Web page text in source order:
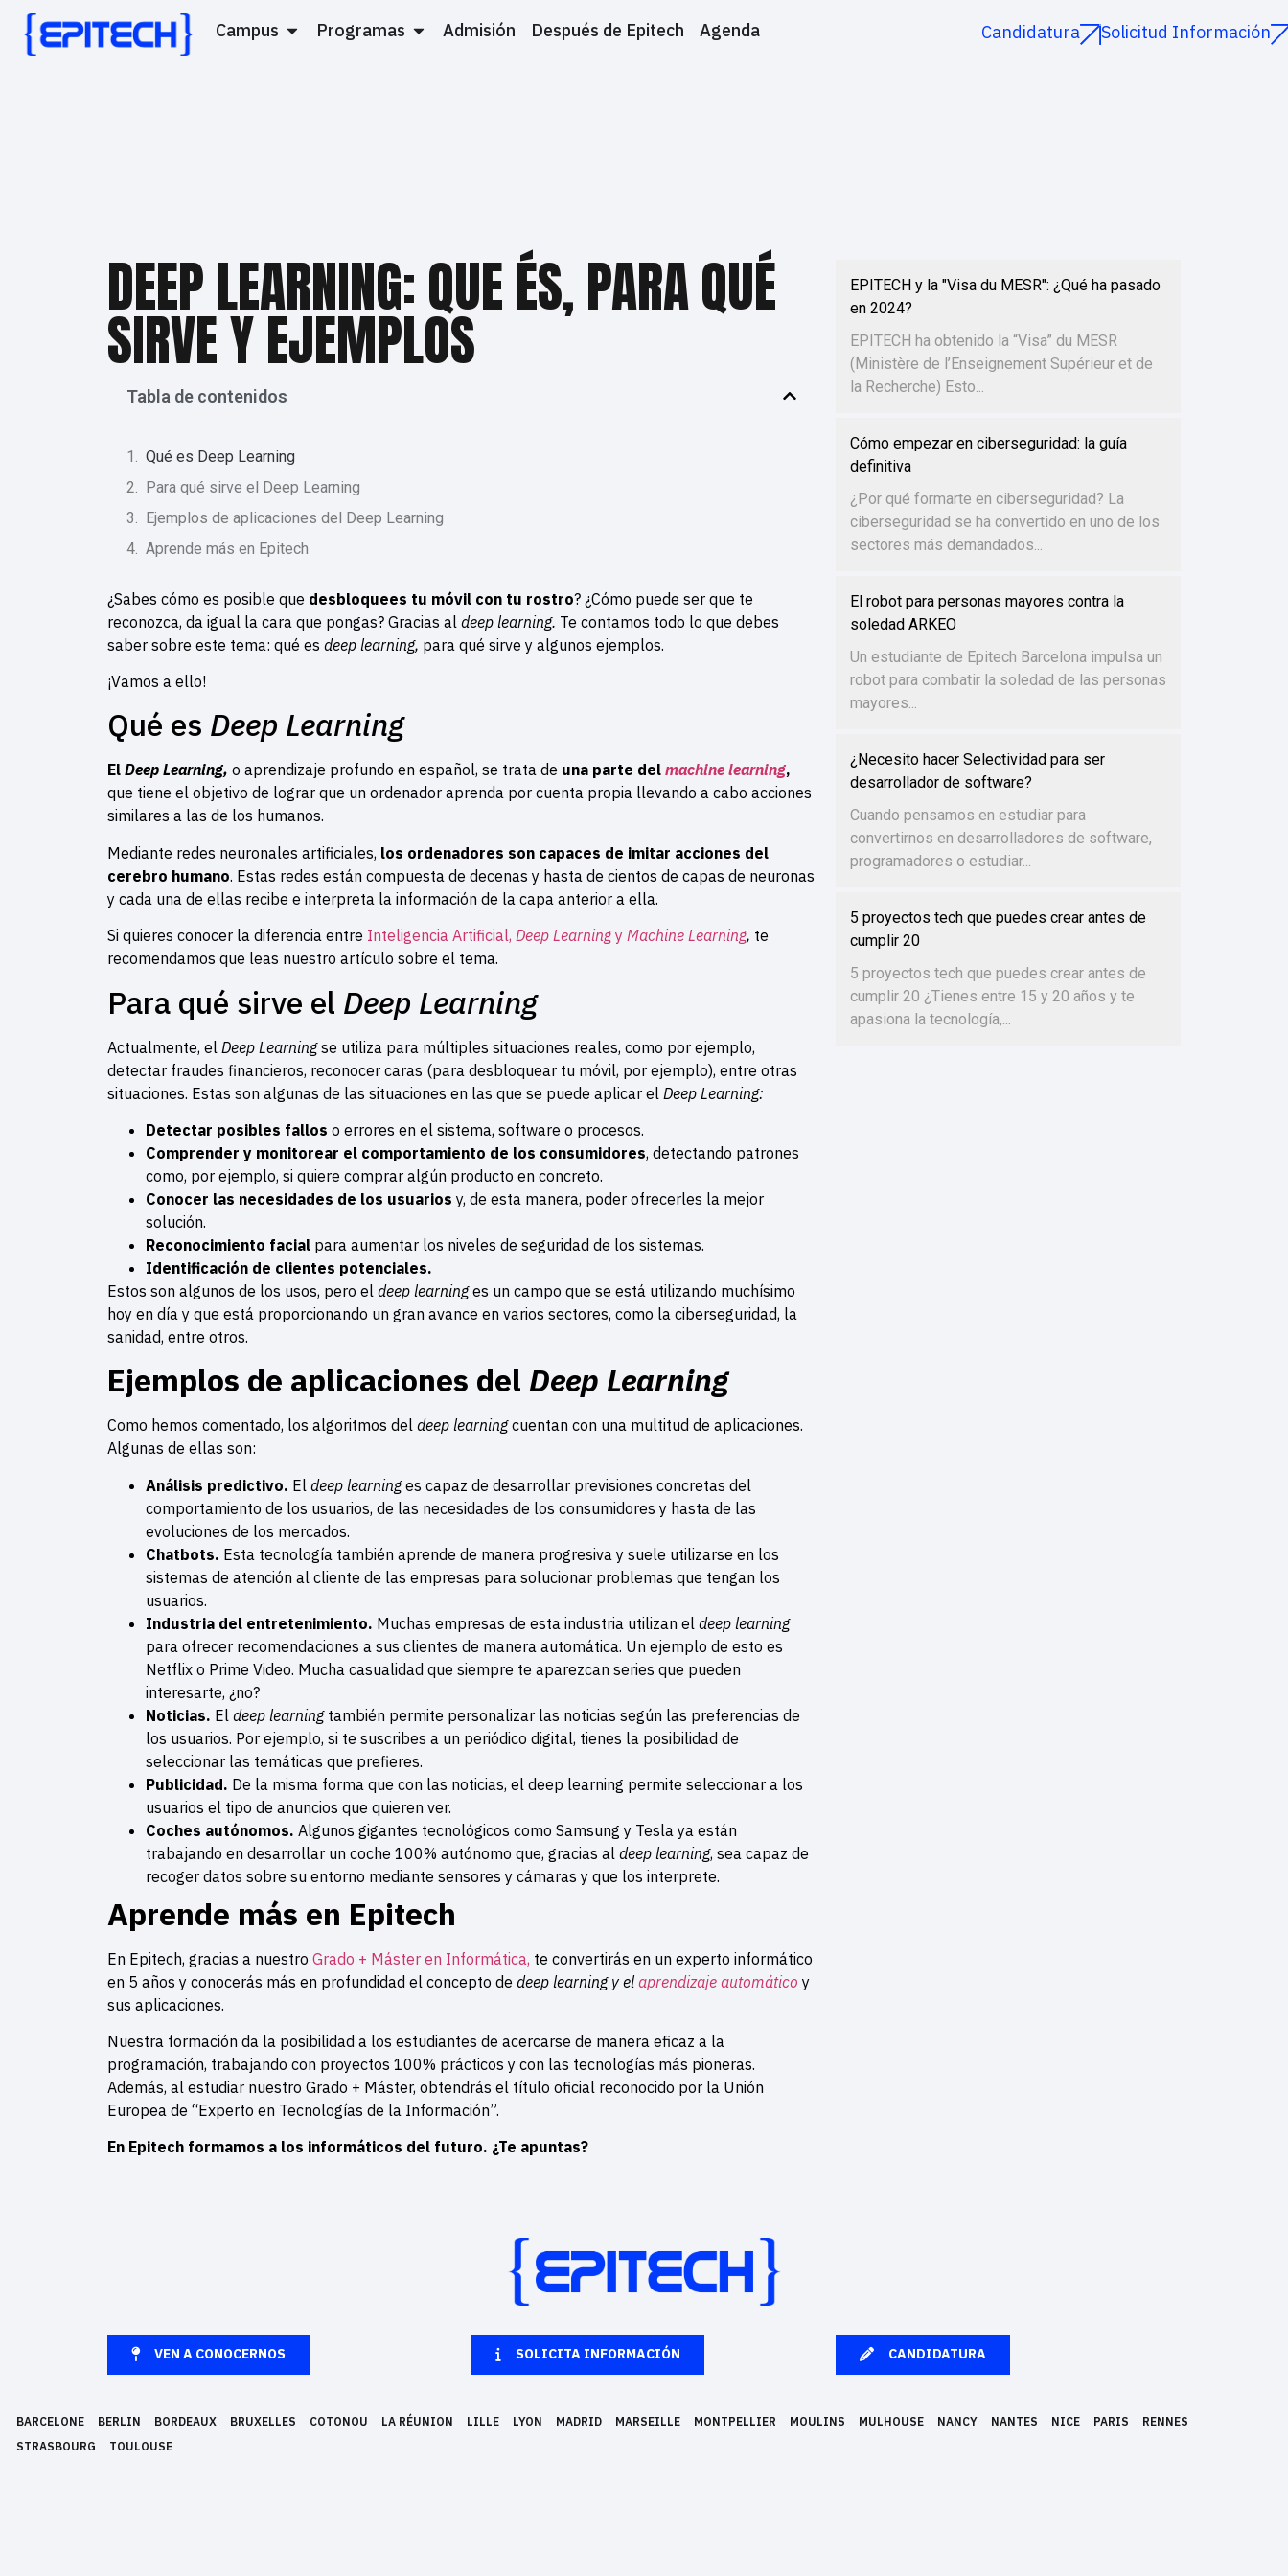
Campus Programas Admisión Después de Epitech Agenda Candidatura Solicitud Información
DEEP LEARNING: QUE ÉS, PARA QUÉ
SIRVE Y EJEMPLOS
Tabla de contenidos
Qué es Deep Learning
Para qué sirve el Deep Learning
Ejemplos de aplicaciones del Deep Learning
Aprende más en Epitech
¿Sabes cómo es posible que desbloquees tu móvil con tu rostro? ¿Cómo puede ser que te
reconozca, da igual la cara que pongas? Gracias al deep learning. Te contamos todo lo que debes
saber sobre este tema: qué es deep learning, para qué sirve y algunos ejemplos.
¡Vamos a ello!
Qué es Deep Learning
El Deep Learning, o aprendizaje profundo en español, se trata de una parte del machine learning,
que tiene el objetivo de lograr que un ordenador aprenda por cuenta propia llevando a cabo acciones
similares a las de los humanos.
Mediante redes neuronales artificiales, los ordenadores son capaces de imitar acciones del
cerebro humano. Estas redes están compuesta de decenas y hasta de cientos de capas de neuronas
y cada una de ellas recibe e interpreta la información de la capa anterior a ella.
Si quieres conocer la diferencia entre Inteligencia Artificial, Deep Learningy Machine Learning, te
recomendamos que leas nuestro artículo sobre el tema.
Para qué sirve el Deep Learning
Actualmente, el Deep Learningse utiliza para múltiples situaciones reales, como por ejemplo,
detectar fraudes financieros, reconocer caras (para desbloquear tu móvil, por ejemplo), entre otras
situaciones. Estas son algunas de las situaciones en las que se puede aplicar el Deep Learning:
Detectar posibles fallos o errores en el sistema, software o procesos.
Comprender y monitorear el comportamiento de los consumidores, detectando patrones
como, por ejemplo, si quiere comprar algún producto en concreto.
Conocer las necesidades de los usuarios y, de esta manera, poder ofrecerles la mejor
solución.
Reconocimiento facial para aumentar los niveles de seguridad de los sistemas.
Identificación de clientes potenciales.
Estos son algunos de los usos, pero el deep learninges un campo que se está utilizando muchísimo
hoy en día y que está proporcionando un gran avance en varios sectores, como la ciberseguridad, la
sanidad, entre otros.
Ejemplos de aplicaciones del Deep Learning
Como hemos comentado, los algoritmos del deep learningcuentan con una multitud de aplicaciones.
Algunas de ellas son:
Análisis predictivo. El deep learninges capaz de desarrollar previsiones concretas del
comportamiento de los usuarios, de las necesidades de los consumidores y hasta de las
evoluciones de los mercados.
Chatbots. Esta tecnología también aprende de manera progresiva y suele utilizarse en los
sistemas de atención al cliente de las empresas para solucionar problemas que tengan los
usuarios.
Industria del entretenimiento. Muchas empresas de esta industria utilizan el deep learning
para ofrecer recomendaciones a sus clientes de manera automática. Un ejemplo de esto es
Netflix o Prime Video. Mucha casualidad que siempre te aparezcan series que pueden
interesarte, ¿no?
Noticias. El deep learning también permite personalizar las noticias según las preferencias de
los usuarios. Por ejemplo, si te suscribes a un periódico digital, tienes la posibilidad de
seleccionar las temáticas que prefieres.
Publicidad. De la misma forma que con las noticias, el deep learning permite seleccionar a los
usuarios el tipo de anuncios que quieren ver.
Coches autónomos. Algunos gigantes tecnológicos como Samsung y Tesla ya están
trabajando en desarrollar un coche 100% autónomo que, gracias al deep learning, sea capaz de
recoger datos sobre su entorno mediante sensores y cámaras y que los interprete.
Aprende más en Epitech
En Epitech, gracias a nuestro Grado + Máster en Informática, te convertirás en un experto informático
en 5 años y conocerás más en profundidad el concepto de deep learning y elaprendizaje automático y
sus aplicaciones.
Nuestra formación da la posibilidad a los estudiantes de acercarse de manera eficaz a la
programación, trabajando con proyectos 100% prácticos y con las tecnologías más pioneras.
Además, al estudiar nuestro Grado + Máster, obtendrás el título oficial reconocido por la Unión
Europea de “Experto en Tecnologías de la Información”.
En Epitech formamos a los informáticos del futuro. ¿Te apuntas?
EPITECH y la "Visa du MESR": ¿Qué ha pasado
en 2024?
EPITECH ha obtenido la “Visa” du MESR
(Ministère de l’Enseignement Supérieur et de
la Recherche) Esto...
Cómo empezar en ciberseguridad: la guía
definitiva
¿Por qué formarte en ciberseguridad? La
ciberseguridad se ha convertido en uno de los
sectores más demandados...
El robot para personas mayores contra la
soledad ARKEO
Un estudiante de Epitech Barcelona impulsa un
robot para combatir la soledad de las personas
mayores...
¿Necesito hacer Selectividad para ser
desarrollador de software?
Cuando pensamos en estudiar para
convertirnos en desarrolladores de software,
programadores o estudiar...
5 proyectos tech que puedes crear antes de
cumplir 20
5 proyectos tech que puedes crear antes de
cumplir 20 ¿Tienes entre 15 y 20 años y te
apasiona la tecnología,...
VEN A CONOCERNOS SOLICITA INFORMACIÓN CANDIDATURA
BARCELONE BERLIN BORDEAUX BRUXELLES COTONOU LA RÉUNION LILLE LYON MADRID MARSEILLE MONTPELLIER MOULINS MULHOUSE NANCY NANTES NICE PARIS
RENNES
STRASBOURG
TOULOUSE